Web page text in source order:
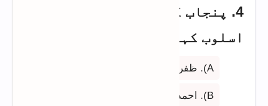
4. پنجاب کے کس شاعر کو صاحبِ
اسلوب کہتے ہیں؟
A). ظفر اقبال
B). احمد ندیم قاسمی